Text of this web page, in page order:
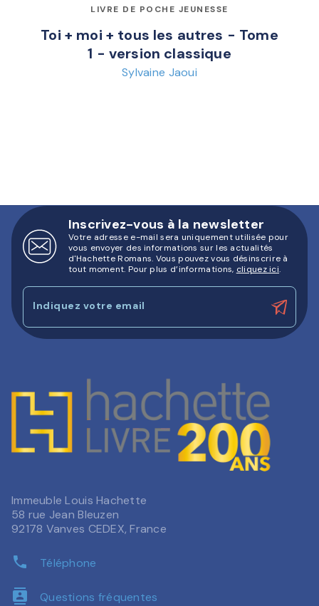
LIVRE DE POCHE JEUNESSE
Toi + moi + tous les autres - Tome
1 - version classique
Sylvaine Jaoui
Inscrivez-vous à la newsletter
Votre adresse e-mail sera uniquement utilisée pour
vous envoyer des informations sur les actualités
d'Hachette Romans. Vous pouvez vous désinscrire à
tout moment. Pour plus d’informations, cliquez ici.
Indiquez votre email
Immeuble Louis Hachette
58 rue Jean Bleuzen
92178 Vanves CEDEX, France
phone Téléphone
contacts Questions fréquentes